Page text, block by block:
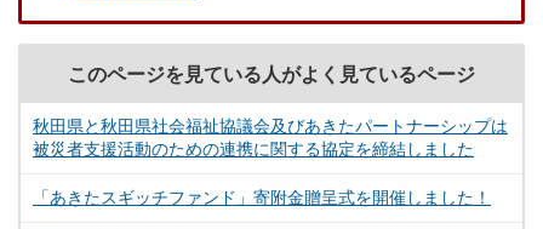
このページを見ている人がよく見ているページ
秋田県と秋田県社会福祉協議会及びあきたパートナーシップは
被災者支援活動のための連携に関する協定を締結しました
「あきたスギッチファンド」寄附金贈呈式を開催しました！